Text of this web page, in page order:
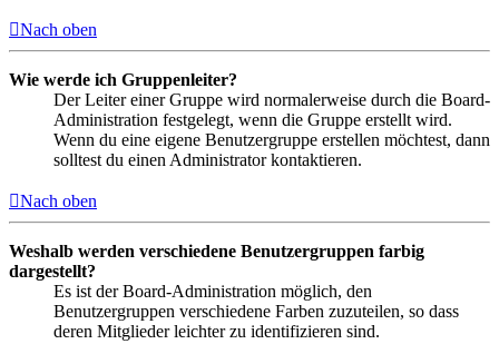
Nach oben
Wie werde ich Gruppenleiter?
Der Leiter einer Gruppe wird normalerweise durch die Board-
Administration festgelegt, wenn die Gruppe erstellt wird.
Wenn du eine eigene Benutzergruppe erstellen möchtest, dann
solltest du einen Administrator kontaktieren.
Nach oben
Weshalb werden verschiedene Benutzergruppen farbig
dargestellt?
Es ist der Board-Administration möglich, den
Benutzergruppen verschiedene Farben zuzuteilen, so dass
deren Mitglieder leichter zu identifizieren sind.